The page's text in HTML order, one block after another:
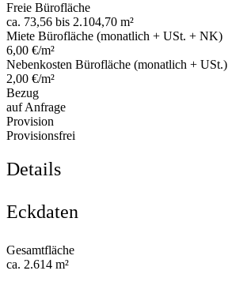
Freie Bürofläche
ca. 73,56 bis 2.104,70 m²
Miete Bürofläche (monatlich + USt. + NK)
6,00 €/m²
Nebenkosten Bürofläche (monatlich + USt.)
2,00 €/m²
Bezug
auf Anfrage
Provision
Provisionsfrei
Details
Eckdaten
Gesamtfläche
ca. 2.614 m²